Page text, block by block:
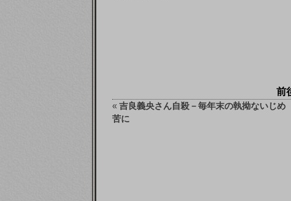
前
« 吉良義央さん自殺－毎年末の執拗ないじめ
苦に